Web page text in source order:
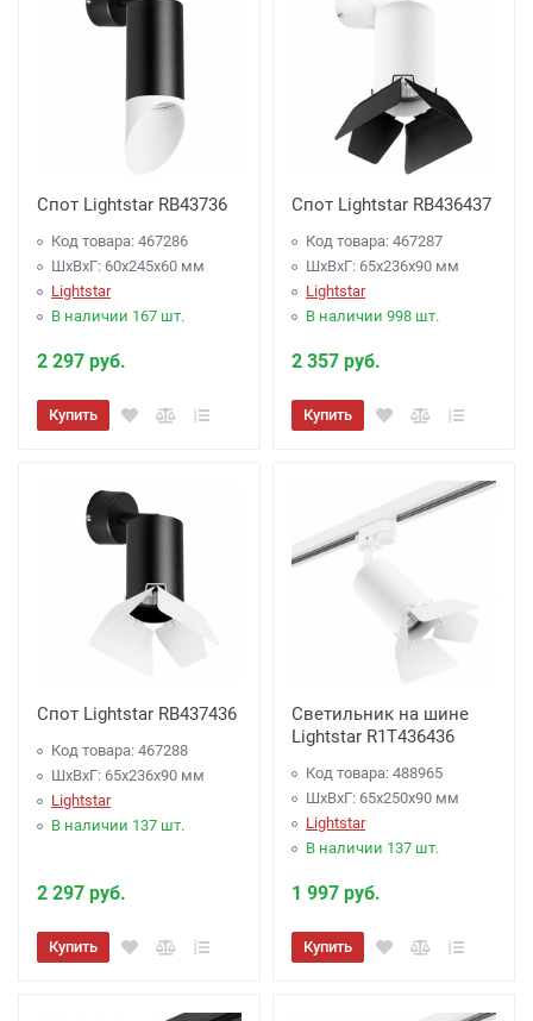
Спот Lightstar RB43736
Код товара: 467286
ШхВхГ: 60x245x60 мм
Lightstar
В наличии 167 шт.
2 297 руб.
Купить
Спот Lightstar RB436437
Код товара: 467287
ШхВхГ: 65x236x90 мм
Lightstar
В наличии 998 шт.
2 357 руб.
Купить
Спот Lightstar RB437436
Код товара: 467288
ШхВхГ: 65x236x90 мм
Lightstar
В наличии 137 шт.
2 297 руб.
Купить
Светильник на шине
Lightstar R1T436436
Код товара: 488965
ШхВхГ: 65x250x90 мм
Lightstar
В наличии 137 шт.
1 997 руб.
Купить